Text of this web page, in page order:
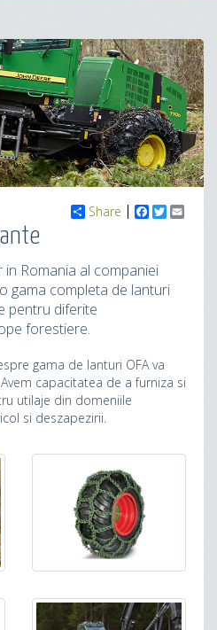
Share Facebook
Twitter
Romania al companiei
gama completa de lanturi
pentru diferite
forestiere.
gama de lanturi OFA va
capacitatea de a furniza si
utilaje din domeniile
si deszapezirii.